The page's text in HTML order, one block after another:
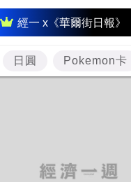
經一 x《華爾街日報》
即
時
財
經
日圓 Pokemon卡